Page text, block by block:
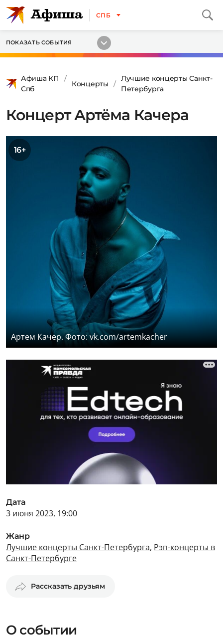
СПБ
ПОКАЗАТЬ СОБЫТИЯ
Афиша КП
Спб
Концерты
Лучшие концерты Санкт-
Петербурга
Концерт Артёма Качера
16+
Артем Качер. Фото: vk.com/artemkacher
Дата
3 июня 2023, 19:00
Жанр
Лучшие концерты Санкт-Петербурга, Рэп-концерты в
Санкт-Петербурге
Рассказать друзьям
О событии